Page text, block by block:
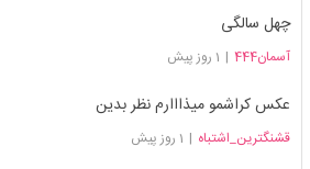
چهل سالگی
آسمان444 | 1 روز پیش
عکس کراشمو میذااارم نظر بدین
قشنگترین_اشتباه | 1 روز پیش